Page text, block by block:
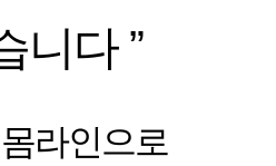
니다 ”
라인으로